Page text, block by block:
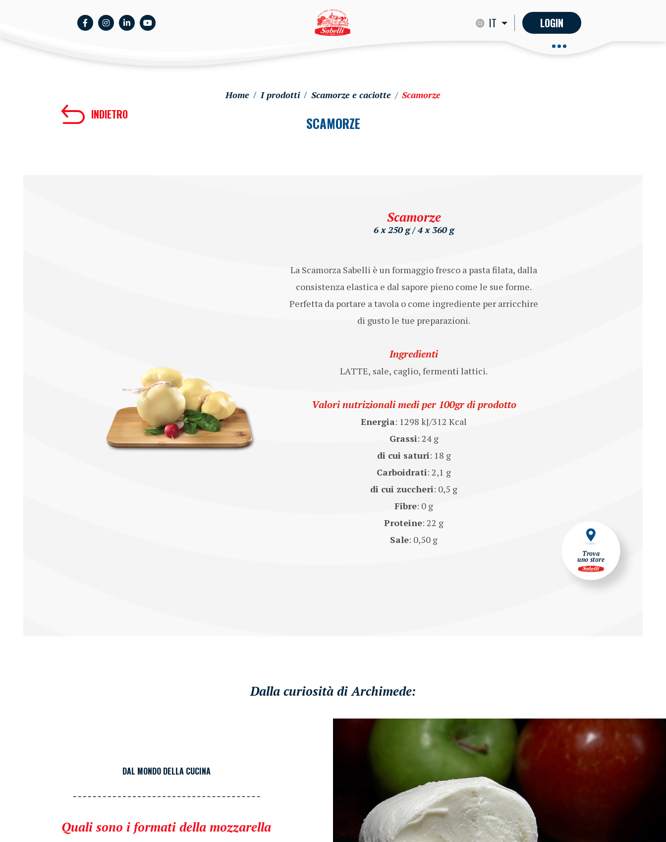
IT LOGIN
Trova
uno store
Home I prodotti Scamorze e caciotte Scamorze
INDIETRO SCAMORZE
Scamorze
6 x 250 g / 4 x 360 g
La Scamorza Sabelli è un formaggio fresco a pasta filata, dalla
consistenza elastica e dal sapore pieno come le sue forme.
Perfetta da portare a tavola o come ingrediente per arricchire
di gusto le tue preparazioni.
Ingredienti
LATTE, sale, caglio, fermenti lattici.
Valori nutrizionali medi per 100gr di prodotto
Energia: 1298 kJ/312 Kcal
Grassi: 24 g
di cui saturi: 18 g
Carboidrati: 2,1 g
di cui zuccheri: 0,5 g
Fibre: 0 g
Proteine: 22 g
Sale: 0,50 g
Dalla curiosità di Archimede:
DAL MONDO DELLA CUCINA
Quali sono i formati della mozzarella